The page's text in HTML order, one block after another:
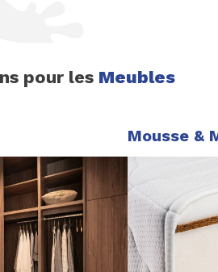
pour les Meubles
Mousse &